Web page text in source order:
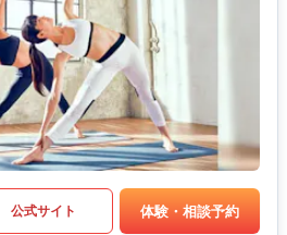
公式サイト 体験・相談予約